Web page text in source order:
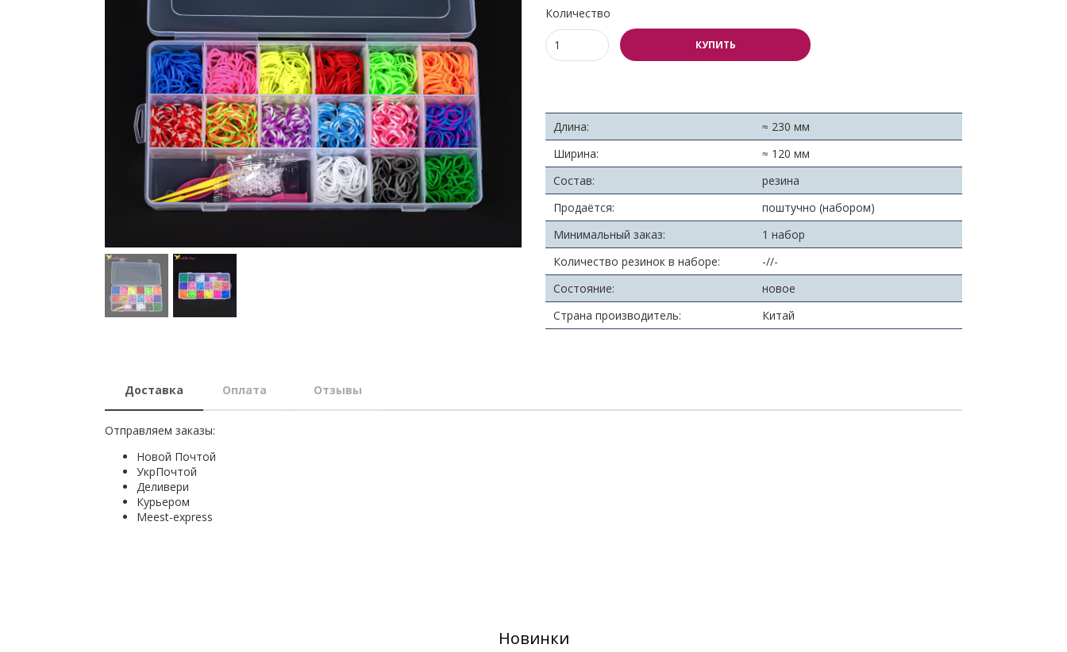
Количество
КУПИТЬ
Длина:
≈ 230 мм
Ширина:
≈ 120 мм
Состав:
резина
Продаётся:
поштучно (набором)
Минимальный заказ:
1 набор
Количество резинок в наборе:
-//-
Состояние:
новое
Страна производитель:
Китай
Доставка Оплата Отзывы
Отправляем заказы:
Новой Почтой
УкрПочтой
Деливери
Курьером
Мeest-express
Новинки